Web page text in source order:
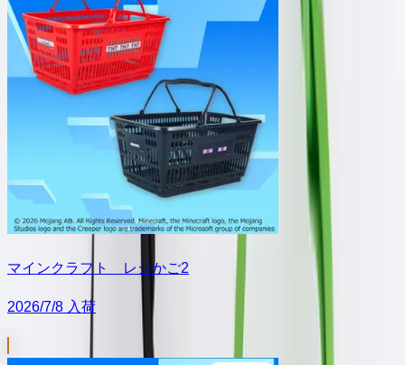
マインクラフト レジかご2
2026/7/8 入荷